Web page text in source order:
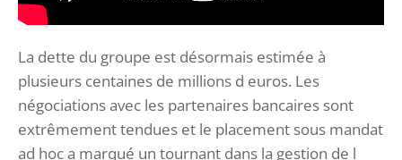
La dette du groupe est désormais estimée à
plusieurs centaines de millions d euros. Les
négociations avec les partenaires bancaires sont
extrêmement tendues et le placement sous mandat
ad hoc a marqué un tournant dans la gestion de l